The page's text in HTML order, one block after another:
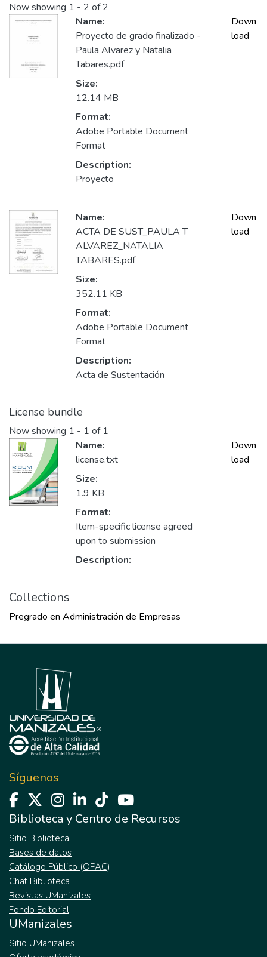
Now showing 1 - 2 of 2
Name:
Proyecto de grado finalizado -
Paula Alvarez y Natalia
Tabares.pdf
Size:
12.14 MB
Format:
Adobe Portable Document
Format
Description:
Proyecto
Down
load
Name:
ACTA DE SUST_PAULA T
ALVAREZ_NATALIA
TABARES.pdf
Size:
352.11 KB
Format:
Adobe Portable Document
Format
Description:
Acta de Sustentación
Down
load
License bundle
Now showing 1 - 1 of 1
Name:
license.txt
Size:
1.9 KB
Format:
Item-specific license agreed
upon to submission
Description:
Down
load
Collections
Pregrado en Administración de Empresas
Síguenos
Biblioteca y Centro de Recursos
Sitio Biblioteca
Bases de datos
Catálogo Público (OPAC)
Chat Biblioteca
Revistas UManizales
Fondo Editorial
UManizales
Sitio UManizales